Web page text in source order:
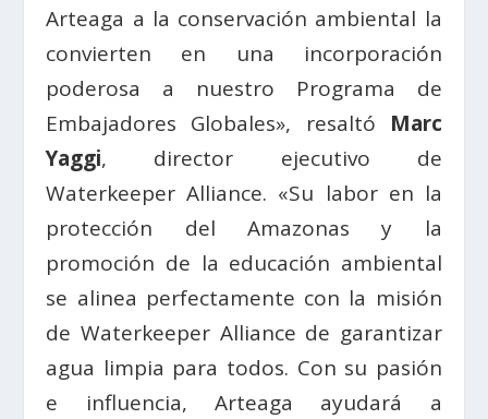
Arteaga a la conservación ambiental la
convierten en una incorporación
poderosa a nuestro Programa de
Embajadores Globales», resaltó Marc
Yaggi, director ejecutivo de
Waterkeeper Alliance. «Su labor en la
protección del Amazonas y la
promoción de la educación ambiental
se alinea perfectamente con la misión
de Waterkeeper Alliance de garantizar
agua limpia para todos. Con su pasión
e influencia, Arteaga ayudará a